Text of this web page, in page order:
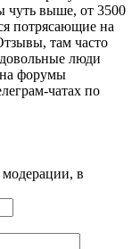
чуть выше, от 3500
потрясающие на
там часто
люди
на форумы
чатах по
в